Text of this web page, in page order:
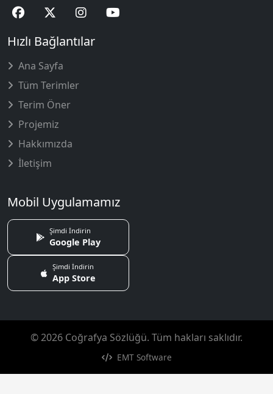
Hızlı Bağlantılar
Ana Sayfa
Tüm Terimler
Terim Öner
Projemiz
Hakkımızda
İletişim
Mobil Uygulamamız
Şimdi İndirin
Google Play
Şimdi İndirin
App Store
© 2026 Coğrafya Sözlüğü. Tüm hakları saklıdır.
EMT Software